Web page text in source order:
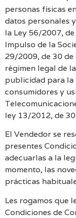
personas físicas
datos personales
la Ley 56/2007,
Impulso de la
29/2009, de 30
régimen legal de
publicidad para la
consumidores y
ley 13/2012, de
El Vendedor se
presentes
adecuarlas a la
momento, las
prácticas
Les rogamos que
Condiciones de